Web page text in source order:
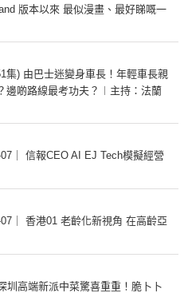
版本以來 最似漫畫、最好睇嘅一
集) 由巴士迷變身車長！年輕車長親
邊啲路線最考功夫？︱主持：法蘭
｜ 信報CEO AI EJ Tech模擬經營
｜ 香港01 老齡化新視角 在高齡亞
圳高端新派中菜驚喜重重！脆卜卜